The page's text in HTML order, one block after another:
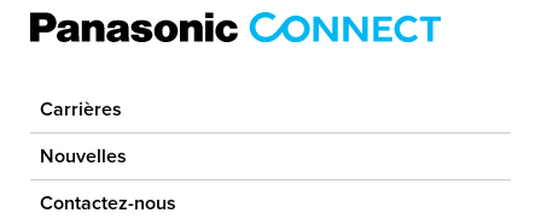
Carrières
Nouvelles
Contactez-nous